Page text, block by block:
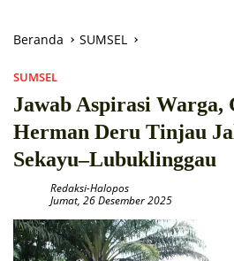
Beranda SUMSEL
SUMSEL
Jawab Aspirasi Warga,
Herman Deru Tinjau
Sekayu–Lubuklinggau
Redaksi-Halopos
Jumat, 26 Desember 2025